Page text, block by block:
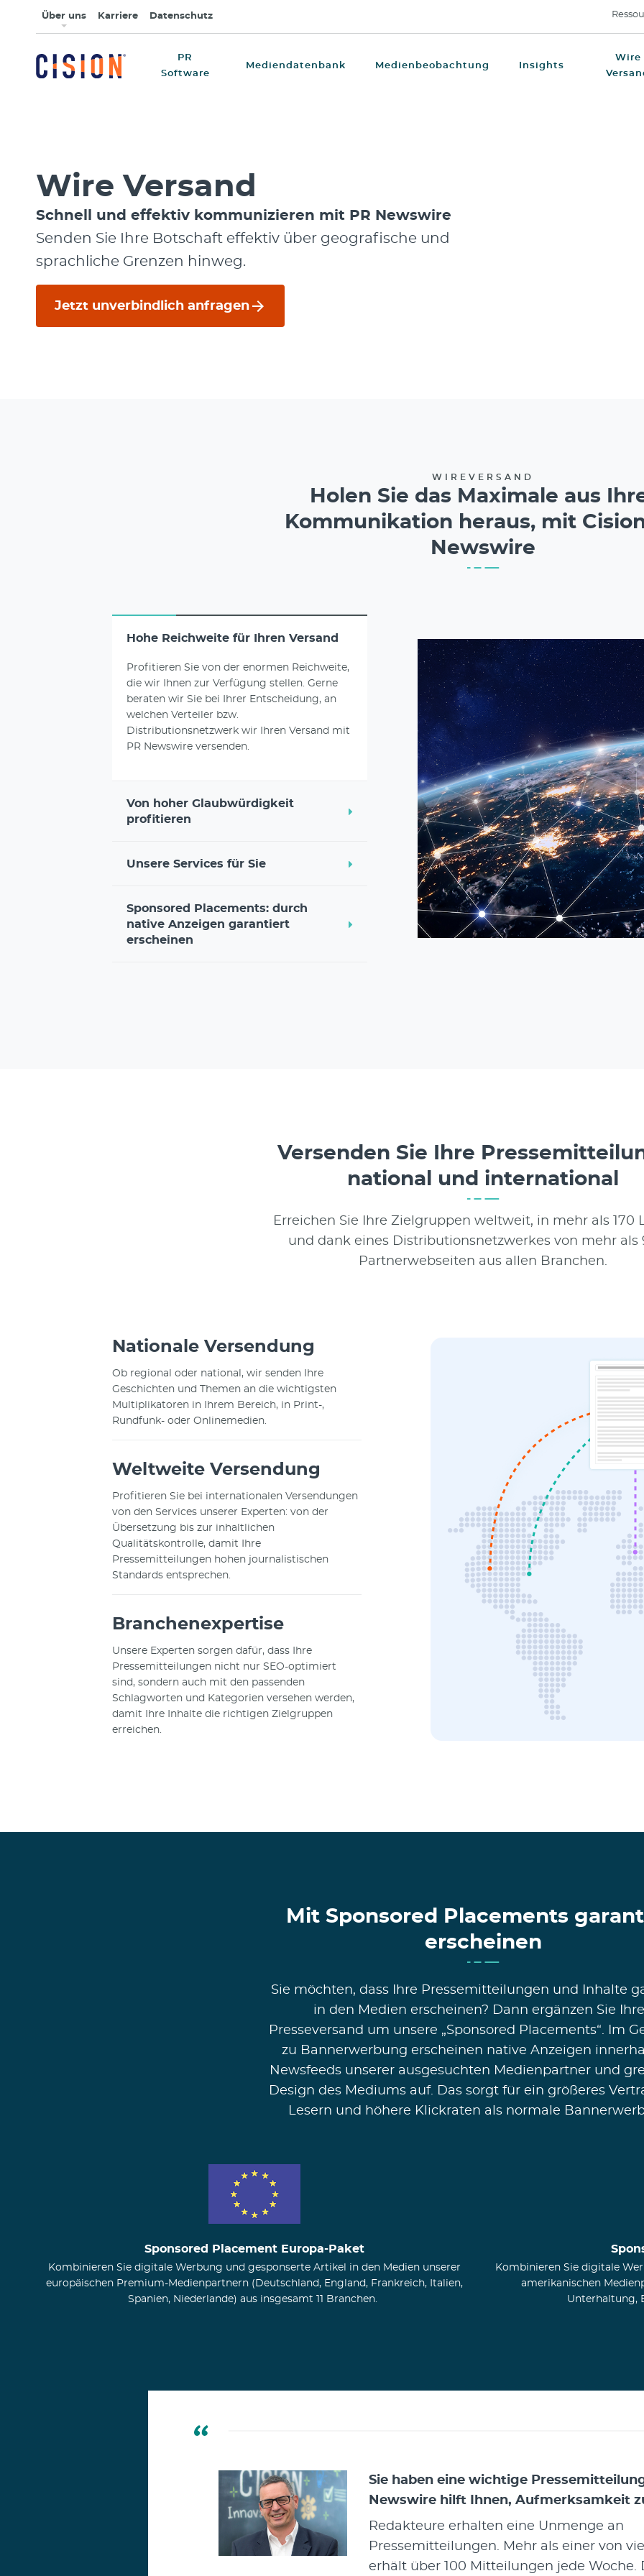
Über uns Karriere Datenschutz
PR
Software
Mediendatenbank Medienbeobachtung Insights
Wire
Wire Versand
Schnell und effektiv kommunizieren mit PR Newswire
Senden Sie Ihre Botschaft effektiv über geografische und
sprachliche Grenzen hinweg.
Jetzt unverbindlich anfragen
WIREVERSAND
Holen Sie das Maximale aus
Kommunikation heraus, mit
Newswire
Hohe Reichweite für Ihren Versand
Profitieren Sie von der enormen Reichweite,
die wir Ihnen zur Verfügung stellen. Gerne
beraten wir Sie bei Ihrer Entscheidung, an
welchen Verteiler bzw.
Distributionsnetzwerk wir Ihren Versand mit
PR Newswire versenden.
Von hoher Glaubwürdigkeit
profitieren
Unsere Services für Sie
Sponsored Placements: durch
native Anzeigen garantiert
erscheinen
Versenden Sie Ihre
national und international
Erreichen Sie Ihre Zielgruppen weltweit, in mehr als 170
und dank eines Distributionsnetzwerkes von mehr als
Partnerwebseiten aus allen Branchen.
Nationale Versendung
Ob regional oder national, wir senden Ihre
Geschichten und Themen an die wichtigsten
Multiplikatoren in Ihrem Bereich, in Print-,
Rundfunk- oder Onlinemedien.
Weltweite Versendung
Profitieren Sie bei internationalen Versendungen
von den Services unserer Experten: von der
Übersetzung bis zur inhaltlichen
Qualitätskontrolle, damit Ihre
Pressemitteilungen hohen journalistischen
Standards entsprechen.
Branchenexpertise
Unsere Experten sorgen dafür, dass Ihre
Pressemitteilungen nicht nur SEO-optimiert
sind, sondern auch mit den passenden
Schlagworten und Kategorien versehen werden,
damit Ihre Inhalte die richtigen Zielgruppen
erreichen.
Mit Sponsored Placements
erscheinen
Sie möchten, dass Ihre Pressemitteilungen und Inhalte
in den Medien erscheinen? Dann ergänzen Sie
Presseversand um unsere „Sponsored Placements“. Im
zu Bannerwerbung erscheinen native Anzeigen
Newsfeeds unserer ausgesuchten Medienpartner und
Design des Mediums auf. Das sorgt für ein größeres
Lesern und höhere Klickraten als normale
Sponsored Placement Europa-Paket
Kombinieren Sie digitale Werbung und gesponserte Artikel in den Medien unserer
europäischen Premium-Medienpartnern (Deutschland, England, Frankreich, Italien,
Spanien, Niederlande) aus insgesamt 11 Branchen.
Kombinieren Sie digitale
amerikanischen
Unterhaltung,
Sie haben eine wichtige
Newswire hilft Ihnen, Aufmerksamkeit
Redakteure erhalten eine Unmenge an
Pressemitteilungen. Mehr als einer von
erhält über 100 Mitteilungen jede Woche.